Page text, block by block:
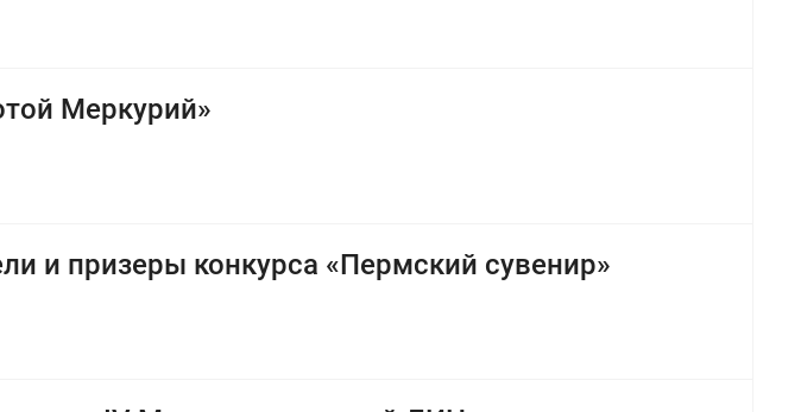
Меркурий»
и призеры конкурса «Пермский сувенир»